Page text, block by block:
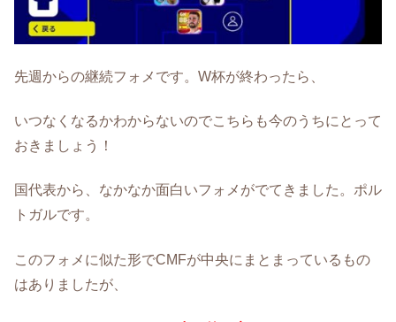
先週からの継続フォメです。W杯が終わったら、
いつなくなるかわからないのでこちらも今のうちにとって
おきましょう！
国代表から、なかなか面白いフォメがでてきました。ポル
トガルです。
このフォメに似た形でCMFが中央にまとまっているもの
はありましたが、